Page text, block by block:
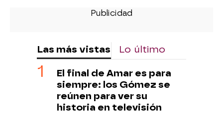
Las más vistas Lo último
El final de Amar es para
siempre: los Gómez se
reúnen para ver su
historia en televisión